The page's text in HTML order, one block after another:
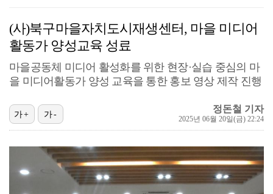
이재각 진도군수, 폭염 대비 양식장 등 현장 점검 진행…
영암군, 폭염 장기화 대응 총력 현장 중심 안전관리 강…
보성군, ‘2026년 농업인 글로벌 역량 향상 농업 …
나주시 노안면, 폭염 장기화 속 ‘무더위 쉼터’ 50곳…
영암군, 명품 무화과 유통 경쟁력 키운다
(사)북구마을자치도시재생센터, 마을 미디어
활동가 양성교육 성료
마을공동체 미디어 활성화를 위한 현장·실습 중심의 마
을 미디어활동가 양성 교육을 통한 홍보 영상 제작 진행
정돈철 기자
2025년 06월 20일(금) 22:24
가+ 가-